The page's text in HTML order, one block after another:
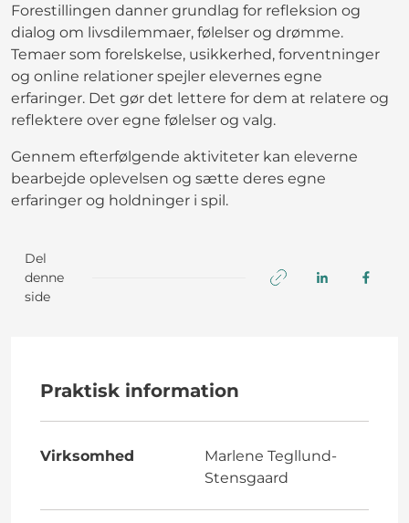
Forestillingen danner grundlag for refleksion og
dialog om livsdilemmaer, følelser og drømme.
Temaer som forelskelse, usikkerhed, forventninger
og online relationer spejler elevernes egne
erfaringer. Det gør det lettere for dem at relatere og
reflektere over egne følelser og valg.
Gennem efterfølgende aktiviteter kan eleverne
bearbejde oplevelsen og sætte deres egne
erfaringer og holdninger i spil.
Del
denne
side
Praktisk information
Virksomhed
Marlene Tegllund-
Stensgaard